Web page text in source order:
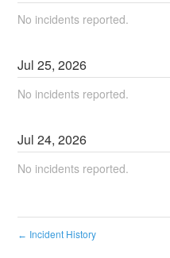
No incidents reported.
Jul25,2026
No incidents reported.
Jul24,2026
No incidents reported.
← Incident History